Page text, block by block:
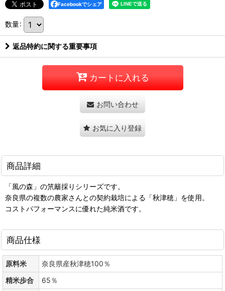
Facebookでシェア
数量:
返品特約に関する重要事項
カートに入れる
お問い合わせ
お気に入り登録
商品詳細
「風の森」の笊籬採りシリーズです。
奈良県の複数の農家さんとの契約栽培による「秋津穂」を使用。
コストパフォーマンスに優れた純米酒です。
商品仕様
原料米
奈良県産秋津穂100％
精米歩合
65％